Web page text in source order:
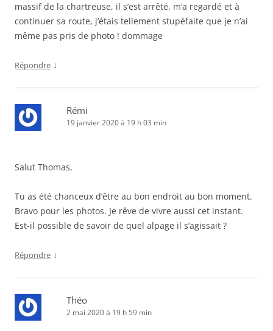
massif de la chartreuse, il s’est arrêté, m’a regardé et à
continuer sa route, j’étais tellement stupéfaite que je n’ai
même pas pris de photo ! dommage
Répondre ↓
Rémi
19 janvier 2020 à 19 h 03 min
Salut Thomas,
Tu as été chanceux d’être au bon endroit au bon moment.
Bravo pour les photos. Je rêve de vivre aussi cet instant.
Est-il possible de savoir de quel alpage il s’agissait ?
Répondre ↓
Théo
2 mai 2020 à 19 h 59 min